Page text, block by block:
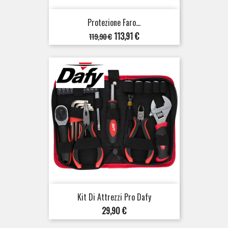
Protezione Faro...
Prezzo
base
119,90 €Prezzo
113,91 €
Kit Di Attrezzi Pro Dafy
Prezzo
29,90 €